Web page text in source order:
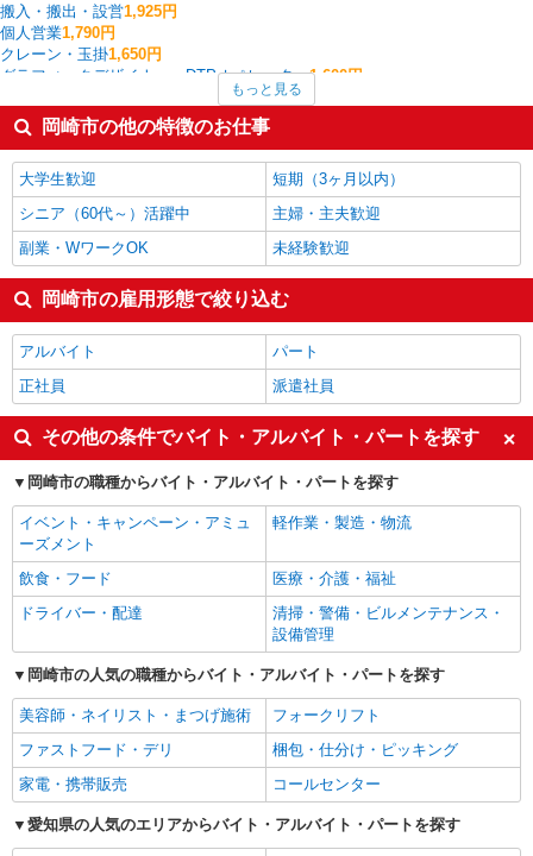
搬入・搬出・設営1,925円
個人営業1,790円
クレーン・玉掛1,650円
グラフィックデザイナー・DTPオペレーター1,600円
データ入力・オペレーター1,572円
製造・組立・加工1,518円
経理・人事・労務・総務・法務1,509円
岡崎市の他の職種の平均時給を見る
もっと見る
岡崎市の他の特徴のお仕事
大学生歓迎
短期（3ヶ月以内）
シニア（60代～）活躍中
主婦・主夫歓迎
副業・WワークOK
未経験歓迎
岡崎市の雇用形態で絞り込む
アルバイト
パート
正社員
派遣社員
その他の条件でバイト・アルバイト・パートを探す
岡崎市の職種からバイト・アルバイト・パートを探す
イベント・キャンペーン・アミュ
ーズメント
軽作業・製造・物流
飲食・フード
医療・介護・福祉
ドライバー・配達
清掃・警備・ビルメンテナンス・
設備管理
岡崎市の人気の職種からバイト・アルバイト・パートを探す
美容師・ネイリスト・まつげ施術
フォークリフト
ファストフード・デリ
梱包・仕分け・ピッキング
家電・携帯販売
コールセンター
愛知県の人気のエリアからバイト・アルバイト・パートを探す